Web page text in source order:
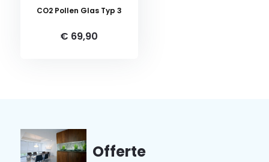
CO2 Pollen Glas Typ 3
€ 69,90
Offerte